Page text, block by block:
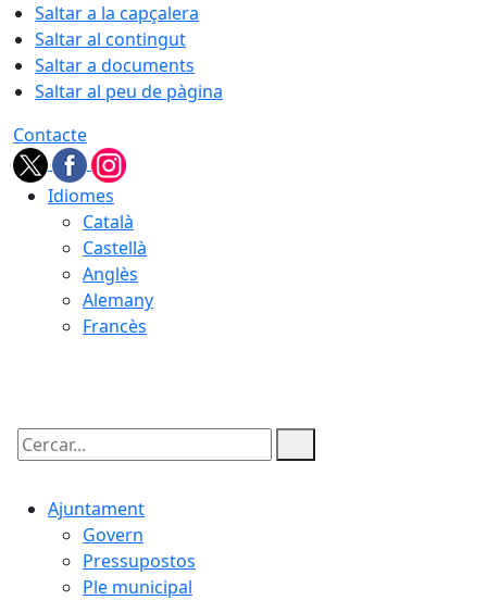
Saltar a la capçalera
Saltar al contingut
Saltar a documents
Saltar al peu de pàgina
Contacte
Idiomes
Català
Castellà
Anglès
Alemany
Francès
Cercar:
Ajuntament
Govern
Pressupostos
Ple municipal